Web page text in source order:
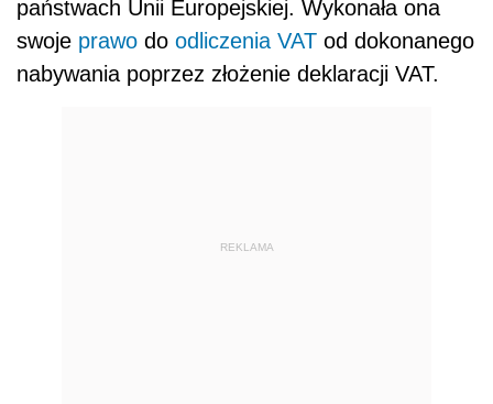
państwach Unii Europejskiej. Wykonała ona
swoje prawo do odliczenia VAT od dokonanego
nabywania poprzez złożenie deklaracji VAT.
REKLAMA